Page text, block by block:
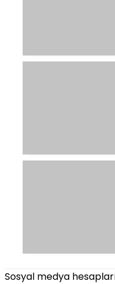
Sosyal medya